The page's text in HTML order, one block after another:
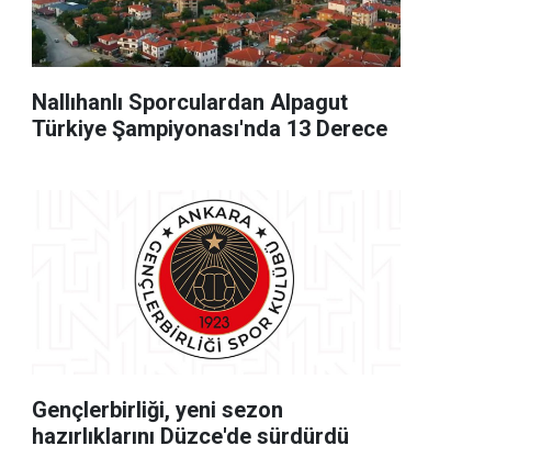
Nallıhanlı Sporculardan Alpagut
Türkiye Şampiyonası'nda 13 Derece
Gençlerbirliği, yeni sezon
hazırlıklarını Düzce'de sürdürdü